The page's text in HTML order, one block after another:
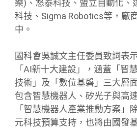
樂)、悠泰科技、盟立自動化、
科技、Sigma Robotics等，廠
中。
國科會吳誠文主任委員致詞表
「AI新十大建設」，涵蓋「智
技術」及「數位基磐」三大層
包含智慧機器人、矽光子與高
「智慧機器人產業推動方案」
元科技預算支持，也將由國發